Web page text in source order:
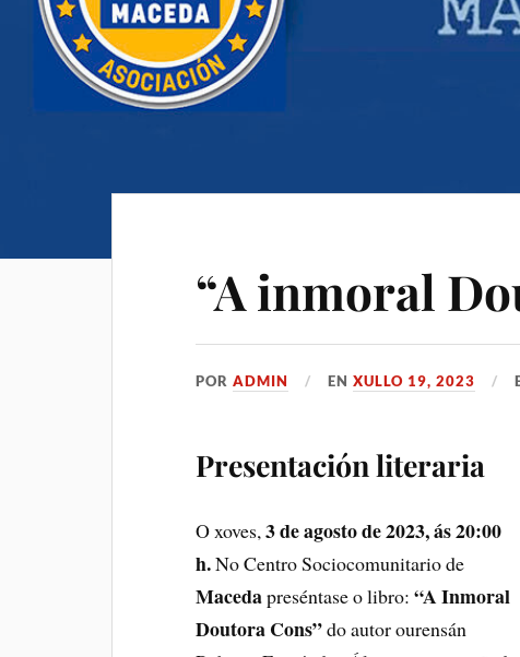
“A inmoral
PORADMIN ENXULLO 19, 2023
Presentación literaria
O xoves,3 de agosto de 2023, ás 20:00
h.No Centro Sociocomunitario de
Macedapreséntase o libro:“A Inmoral
Doutora Cons”do autor ourensán